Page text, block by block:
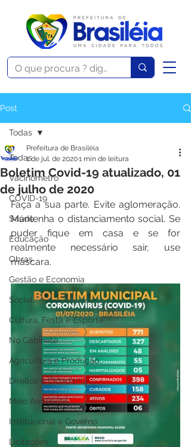
Post
Todas
Vacinômetro
COVID-19
Saúde
Educação
Obras
Gestão e Economia
Social
Cultura, Festa e Esporte
No Gabinete
Agricultura e Produção
Direitos e Cidadania
Meio Ambiente
Institucional e Governo
Licitações
Todas
Boletim Covid-19 atualizado, 01
de julho de 2020
Prefeitura de Brasiléia
1 de jul. de 20201 min de leitura
Faça a sua parte. Evite aglomeração.
Mantenha o distanciamento social. Se
puder fique em casa e se for
realmente necessário sair, use
máscara.